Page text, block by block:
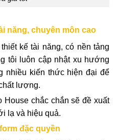
năng, chuyên môn cao
kế tài năng, có nền tảng
tôi luôn cập nhật xu hướng
nhiều kiến thức hiện đại để
lượng.
House chắc chắn sẽ đề xuất
lạ và hiệu quả.
đặc quyền